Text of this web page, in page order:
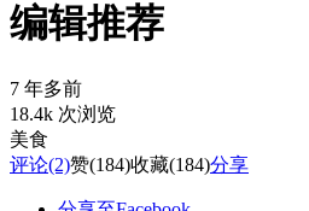
编辑推荐
7 年多前
18.4k 次浏览
美食
评论(2)赞(184)收藏(184)分享